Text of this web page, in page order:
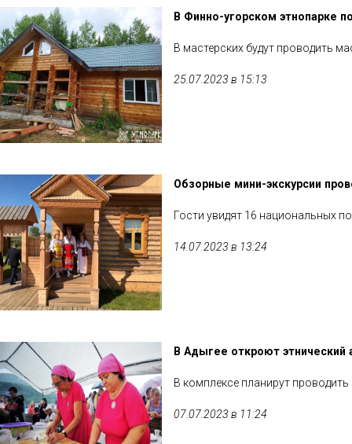
В Финно-угорском этнопарке
В мастерских будут проводить
25.07.2023 в 15:13
Обзорные мини-экскурсии
Гости увидят 16 национальных
14.07.2023 в 13:24
В Адыгее откроют этнический
В комплексе планирут
07.07.2023 в 11:24